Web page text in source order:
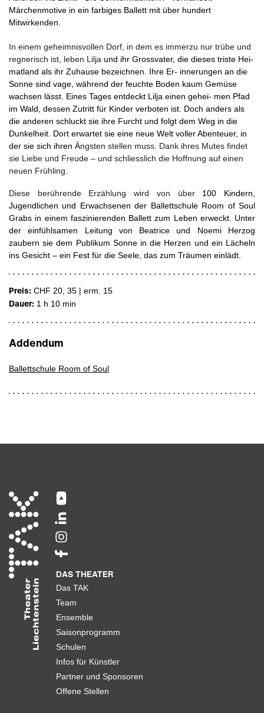
Märchenmotive in ein farbiges Ballett mit über hundert
Mitwirkenden.
In einem geheimnisvollen Dorf, in dem es immerzu nur trübe und
regnerisch ist, leben Lilja und ihr Grossvater, die dieses triste Hei-
matland als ihr Zuhause bezeichnen. Ihre Er- innerungen an die
Sonne sind vage, während der feuchte Boden kaum Gemüse
wachsen lässt. Eines Tages entdeckt Lilja einen gehei- men Pfad
im Wald, dessen Zutritt für Kinder verboten ist. Doch anders als
die anderen schluckt sie ihre Furcht und folgt dem Weg in die
Dunkelheit. Dort erwartet sie eine neue Welt vollerAbenteuer, in
der sie sich ihren Ängsten stellen muss. Dank ihres Mutes findet
sie Liebe und Freude – und schliesslich die Hoffnung auf einen
neuen Frühling.
Diese berührende Erzählung wird von über 100
Kindern,
Jugendlichen und Erwachsenen der Ballettschule Room of Soul
Grabs in einem faszinierenden Ballett zum Leben erweckt. Unter
der einfühlsamen Leitung
von Beatrice und Noemi Herzog
zaubern sie dem Publikum Sonne in die Herzen und ein Lächeln
ins Gesicht – ein Fest für die Seele, das zum Träumen einlädt.
Preis: CHF 20, 35 | erm. 15
Dauer: 1 h 10 min
Addendum
Ballettschule Room of Soul
DAS THEATER
Das TAK
Team
Ensemble
Saisonprogramm
Schulen
Infos für Künstler
Partner und Sponsoren
Offene Stellen